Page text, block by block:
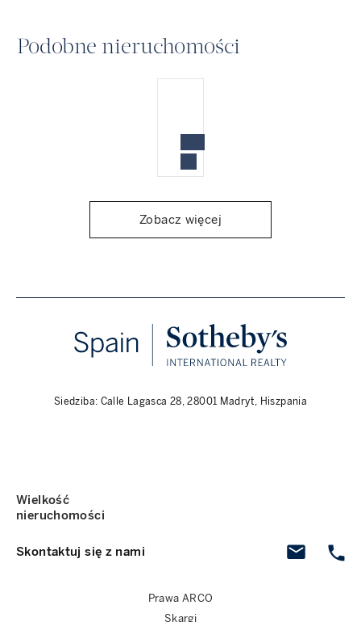
Podobne nieruchomości
Zobacz więcej
Siedziba: Calle Lagasca 28, 28001 Madryt, Hiszpania
Skontaktuj się z nami
Wielkość
nieruchomości
Prawa ARCO
Skargi